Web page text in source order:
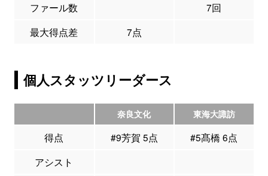
ファール数
7回
最大得点差
7点
個人スタッツリーダース
奈良文化 東海大諏訪
得点 #9芳賀 5点
#5髙橋 6点
アシスト